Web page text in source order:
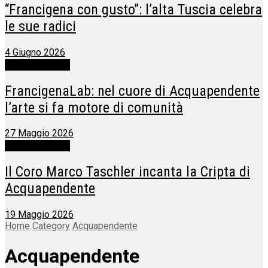
“Francigena con gusto”: l’alta Tuscia celebra
le sue radici
4 Giugno 2026
FrancigenaLab: nel cuore di Acquapendente
l’arte si fa motore di comunità
27 Maggio 2026
Il Coro Marco Taschler incanta la Cripta di
Acquapendente
19 Maggio 2026
Home Category Acquapendente
Acquapendente